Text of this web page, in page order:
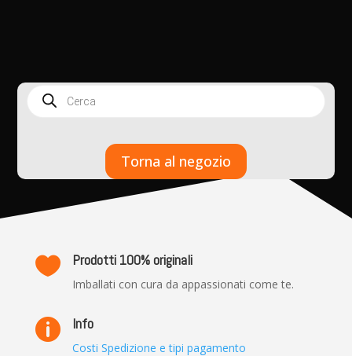
Products
search
Torna al negozio
 Prodotti 100% originali
Imballati con cura da appassionati come te.
 Info
Costi Spedizione e tipi pagamento